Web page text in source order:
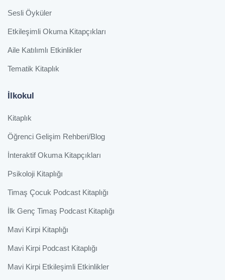
Sesli Öyküler
Etkileşimli Okuma Kitapçıkları
Aile Katılımlı Etkinlikler
Tematik Kitaplık
İlkokul
Kitaplık
Öğrenci Gelişim Rehberi/Blog
İnteraktif Okuma Kitapçıkları
Psikoloji Kitaplığı
Timaş Çocuk Podcast Kitaplığı
İlk Genç Timaş Podcast Kitaplığı
Mavi Kirpi Kitaplığı
Mavi Kirpi Podcast Kitaplığı
Mavi Kirpi Etkileşimli Etkinlikler